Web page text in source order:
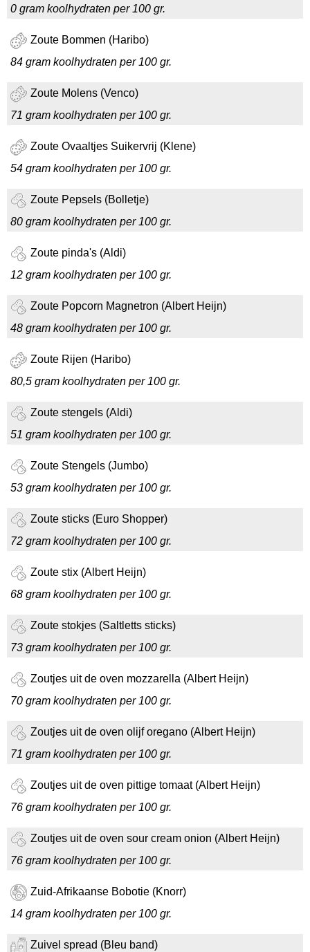
0 gram koolhydraten per 100 gr.
Zoute Bommen (Haribo)
84 gram koolhydraten per 100 gr.
Zoute Molens (Venco)
71 gram koolhydraten per 100 gr.
Zoute Ovaaltjes Suikervrij (Klene)
54 gram koolhydraten per 100 gr.
Zoute Pepsels (Bolletje)
80 gram koolhydraten per 100 gr.
Zoute pinda's (Aldi)
12 gram koolhydraten per 100 gr.
Zoute Popcorn Magnetron (Albert Heijn)
48 gram koolhydraten per 100 gr.
Zoute Rijen (Haribo)
80,5 gram koolhydraten per 100 gr.
Zoute stengels (Aldi)
51 gram koolhydraten per 100 gr.
Zoute Stengels (Jumbo)
53 gram koolhydraten per 100 gr.
Zoute sticks (Euro Shopper)
72 gram koolhydraten per 100 gr.
Zoute stix (Albert Heijn)
68 gram koolhydraten per 100 gr.
Zoute stokjes (Saltletts sticks)
73 gram koolhydraten per 100 gr.
Zoutjes uit de oven mozzarella (Albert Heijn)
70 gram koolhydraten per 100 gr.
Zoutjes uit de oven olijf oregano (Albert Heijn)
71 gram koolhydraten per 100 gr.
Zoutjes uit de oven pittige tomaat (Albert Heijn)
76 gram koolhydraten per 100 gr.
Zoutjes uit de oven sour cream onion (Albert Heijn)
76 gram koolhydraten per 100 gr.
Zuid-Afrikaanse Bobotie (Knorr)
14 gram koolhydraten per 100 gr.
Zuivel spread (Bleu band)